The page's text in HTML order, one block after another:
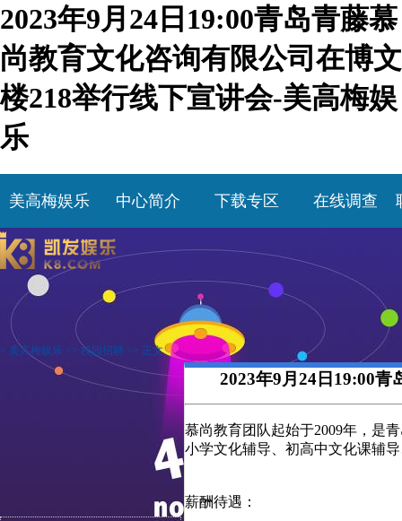
2023年9月24日19:00青岛青藤慕
尚教育文化咨询有限公司在博文
楼218举行线下宣讲会-美高梅娱
乐
美高梅娱乐 中心简介 下载专区 在线调查
> 美高梅娱乐 >> 校园招聘 >> 正文
2023年9月24日19:00
慕尚教育团队起始于2009年，是
小学文化辅导、初高中文化课辅
薪酬待遇：